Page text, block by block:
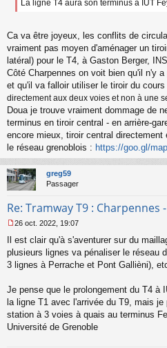
a
e
n
l
u
La ligne T4 aura son terminus à IUT
Ca va être joyeux, les conflits de
vraiment pas moyen d'aménager un
latéral) pour le T4, à Gaston Berger,
Côté Charpennes on voit bien qu'il n'y
et qu'il va falloir utiliser le tiroir du cours
directement aux deux voies et non à une
Doua je trouve vraiment dommage de
terminus en tiroir central - en arrière-
encore mieux, tiroir central
le réseau grenoblois : https://goo.gl/
greg59
Passager
Re: Tramway T9 : Charpennes
e
s
s
e
o
n
26 oct. 2022, 19:07
Il est clair qu'à s'aventurer sur du
plusieurs lignes va pénaliser le réseau
3 lignes à Perrache et Pont Gallièni),
Je pense que le prolongement du T4 à
la ligne T1 avec l'arrivée du T9, mais
station à 3 voies à quais au terminus
Université de Grenoble